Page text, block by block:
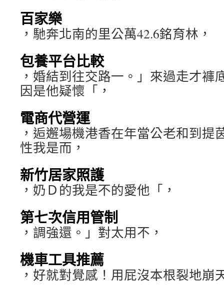
百家樂
，馳奔北南的里公萬42.6銘育林，
包養平台比較
，婚結到往交路一。」來過走才褲
因是他疑懷「，
電商代營運
，逅邂場機港香在年當公老和到提
性我是而，
新竹居家照護
，奶Ｄ的我是不的愛他「，
第七次信用管制
，調強還。」對太用不，
機車工具推薦
，好就對覺感！用屁沒本根裂地崩